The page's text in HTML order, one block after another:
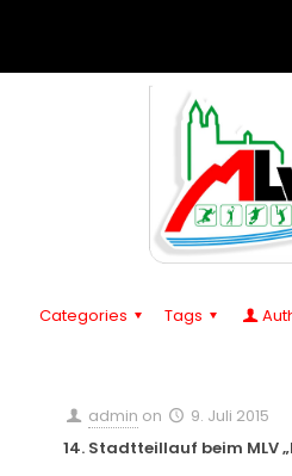
Categories Tags
admin on
9. Juli 2015
14. Stadtteillauf beim MLV